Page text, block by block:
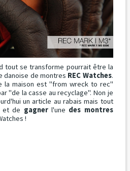
tout se transforme pourrait être la
danoise de montres REC Watches.
la maison est "from wreck to rec"
"de la casse au recyclage". Non je
un article au rabais mais tout
et de gagnerl'une des montres
!